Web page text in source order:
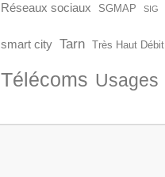
Réseaux sociaux SGMAP SIG
smart city Tarn Très Haut Débit
Télécoms Usages